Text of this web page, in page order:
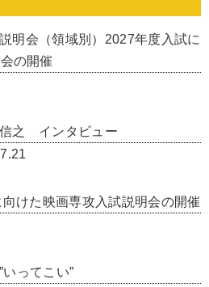
明会（領域別）2027年度入試に
の開催
之 インタビュー
けた映画専攻入試説明会の開催
ってこい”